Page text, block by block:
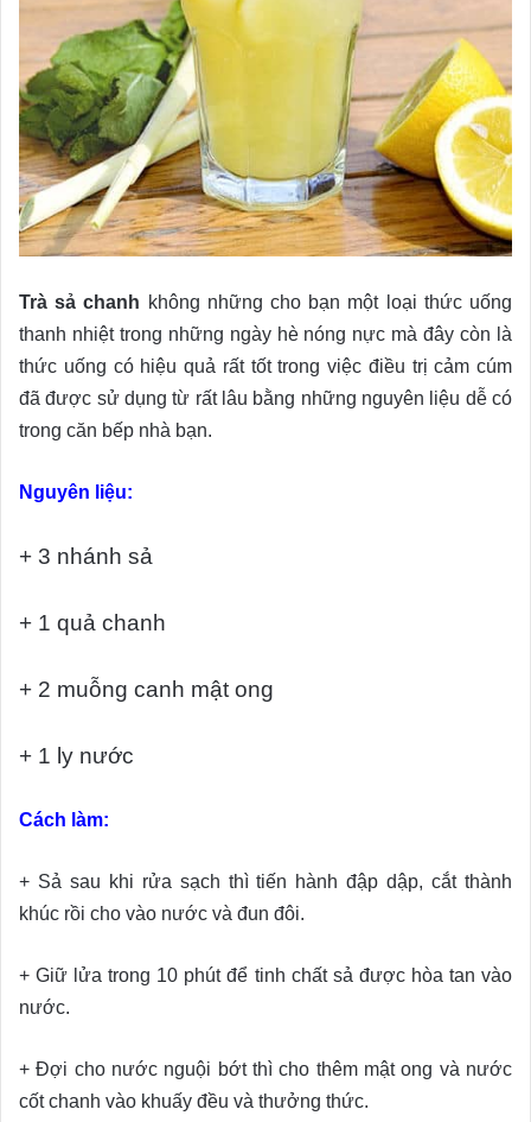
Trà sả chanh không những cho bạn một loại thức uống
thanh nhiệt trong những ngày hè nóng nực mà đây còn là
thức uống có hiệu quả rất tốt trong việc điều trị cảm cúm
đã được sử dụng từ rất lâu bằng những nguyên liệu dễ có
trong căn bếp nhà bạn.
Nguyên liệu:
+ 3 nhánh sả
+ 1 quả chanh
+ 2 muỗng canh mật ong
+ 1 ly nước
Cách làm:
+ Sả sau khi rửa sạch thì tiến hành đập dập, cắt thành
khúc rồi cho vào nước và đun đôi.
+ Giữ lửa trong 10 phút để tinh chất sả được hòa tan vào
nước.
+ Đợi cho nước nguội bớt thì cho thêm mật ong và nước
cốt chanh vào khuấy đều và thưởng thức.